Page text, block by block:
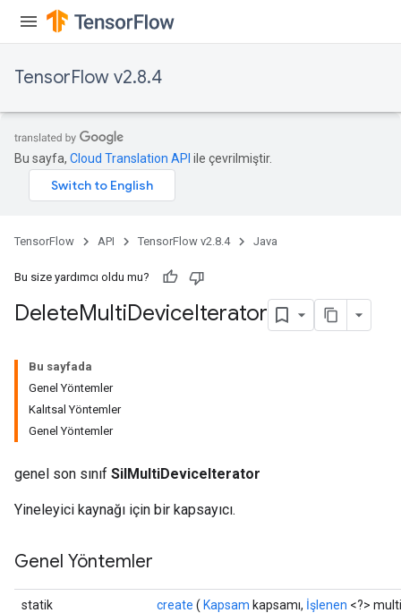
TensorFlow v2.8.4
Bu sayfa, Cloud Translation API ile çevrilmiştir.
TensorFlow API TensorFlow v2.8.4 Java
Bu size yardımcı oldu mu?
DeleteMultiDeviceIterator
Bu sayfada
Genel Yöntemler
Kalıtsal Yöntemler
Genel Yöntemler
genel son sınıf SilMultiDeviceIterator
Yineleyici kaynağı için bir kapsayıcı.
Genel Yöntemler
statik
create ( Kapsam kapsamı, İşlenen <?>